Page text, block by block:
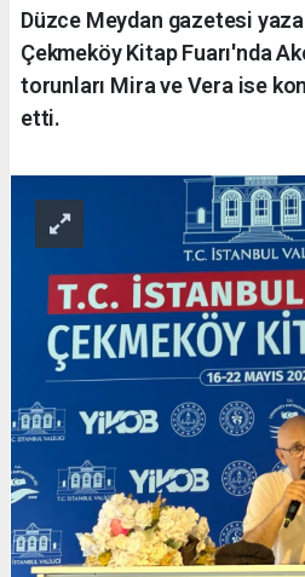
Düzce Meydan gazetesi
Çekmeköy Kitap Fuarı'nda
torunları Mira ve Vera ise
etti.